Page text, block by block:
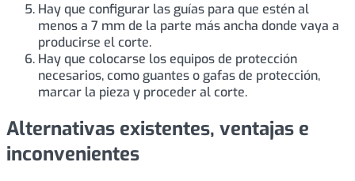
Hay que configurar las guías para que estén al
menos a 7 mm de la parte más ancha donde vaya a
producirse el corte.
Hay que colocarse los equipos de protección
necesarios, como guantes o gafas de protección,
marcar la pieza y proceder al corte.
Alternativas existentes, ventajas e
inconvenientes